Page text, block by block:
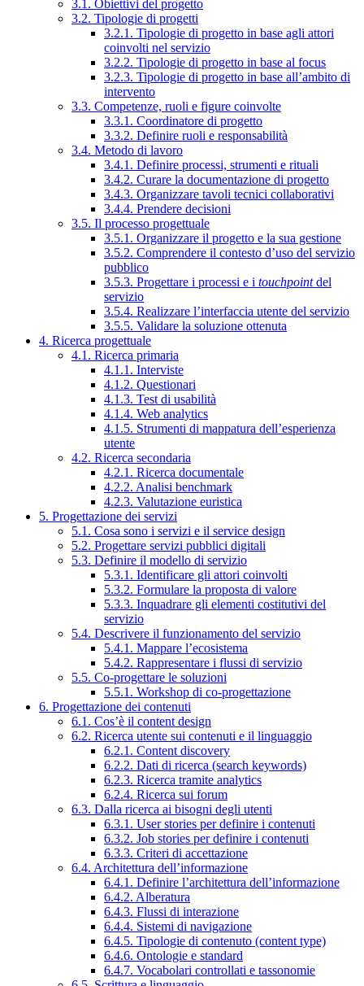
3.1. Obiettivi del progetto
3.2. Tipologie di progetti
3.2.1. Tipologie di progetto in base agli attori
coinvolti nel servizio
3.2.2. Tipologie di progetto in base al focus
3.2.3. Tipologie di progetto in base all’ambito di
intervento
3.3. Competenze, ruoli e figure coinvolte
3.3.1. Coordinatore di progetto
3.3.2. Definire ruoli e responsabilità
3.4. Metodo di lavoro
3.4.1. Definire processi, strumenti e rituali
3.4.2. Curare la documentazione di progetto
3.4.3. Organizzare tavoli tecnici collaborativi
3.4.4. Prendere decisioni
3.5. Il processo progettuale
3.5.1. Organizzare il progetto e la sua gestione
3.5.2. Comprendere il contesto d’uso del servizio
pubblico
3.5.3. Progettare i processi e i touchpointdel
servizio
3.5.4. Realizzare l’interfaccia utente del servizio
3.5.5. Validare la soluzione ottenuta
4. Ricerca progettuale
4.1. Ricerca primaria
4.1.1. Interviste
4.1.2. Questionari
4.1.3. Test di usabilità
4.1.4. Web analytics
4.1.5. Strumenti di mappatura dell’esperienza
utente
4.2. Ricerca secondaria
4.2.1. Ricerca documentale
4.2.2. Analisi benchmark
4.2.3. Valutazione euristica
5. Progettazione dei servizi
5.1. Cosa sono i servizi e il service design
5.2. Progettare servizi pubblici digitali
5.3. Definire il modello di servizio
5.3.1. Identificare gli attori coinvolti
5.3.2. Formulare la proposta di valore
5.3.3. Inquadrare gli elementi costitutivi del
servizio
5.4. Descrivere il funzionamento del servizio
5.4.1. Mappare l’ecosistema
5.4.2. Rappresentare i flussi di servizio
5.5. Co-progettare le soluzioni
5.5.1. Workshop di co-progettazione
6. Progettazione dei contenuti
6.1. Cos’è il content design
6.2. Ricerca utente sui contenuti e il linguaggio
6.2.1. Content discovery
6.2.2. Dati di ricerca (search keywords)
6.2.3. Ricerca tramite analytics
6.2.4. Ricerca sui forum
6.3. Dalla ricerca ai bisogni degli utenti
6.3.1. User stories per definire i contenuti
6.3.2. Job stories per definire i contenuti
6.3.3. Criteri di accettazione
6.4. Architettura dell’informazione
6.4.1. Definire l’architettura dell’informazione
6.4.2. Alberatura
6.4.3. Flussi di interazione
6.4.4. Sistemi di navigazione
6.4.5. Tipologie di contenuto (content type)
6.4.6. Ontologie e standard
6.4.7. Vocabolari controllati e tassonomie